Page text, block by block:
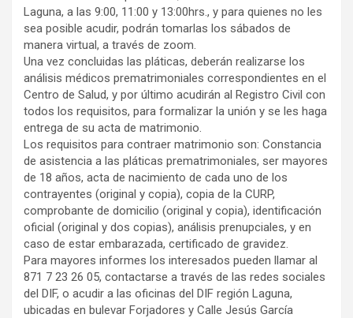
Laguna, a las 9:00, 11:00 y 13:00hrs., y para quienes no les
sea posible acudir, podrán tomarlas los sábados de
manera virtual, a través de zoom.
Una vez concluidas las pláticas, deberán realizarse los
análisis médicos prematrimoniales correspondientes en el
Centro de Salud, y por último acudirán al Registro Civil con
todos los requisitos, para formalizar la unión y se les haga
entrega de su acta de matrimonio.
Los requisitos para contraer matrimonio son: Constancia
de asistencia a las pláticas prematrimoniales, ser mayores
de 18 años, acta de nacimiento de cada uno de los
contrayentes (original y copia), copia de la CURP,
comprobante de domicilio (original y copia), identificación
oficial (original y dos copias), análisis prenupciales, y en
caso de estar embarazada, certificado de gravidez.
Para mayores informes los interesados pueden llamar al
871 7 23 26 05, contactarse a través de las redes sociales
del DIF, o acudir a las oficinas del DIF región Laguna,
ubicadas en bulevar Forjadores y Calle Jesús García